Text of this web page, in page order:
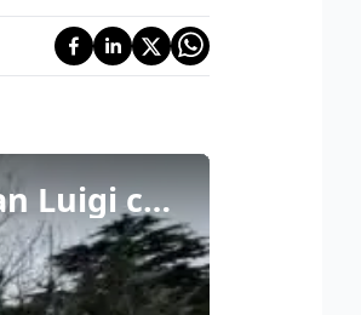
Trieste, al via i lavori per la costruzione della nuova palazzina del San Luigi calcio